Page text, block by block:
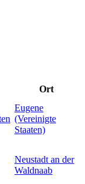
Ort
Eugene
(Vereinigte
Staaten)
Neustadt an der
Waldnaab